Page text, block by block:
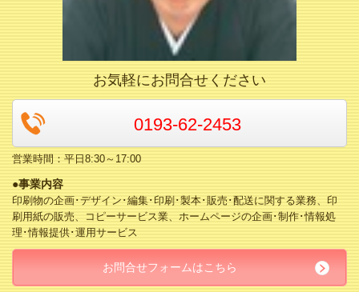
お気軽にお問合せください
0193-62-2453
営業時間：平日8:30～17:00
●事業内容
印刷物の企画･デザイン･編集･印刷･製本･販売･配送に関する業務、印
刷用紙の販売、コピーサービス業、ホームページの企画･制作･情報処
理･情報提供･運用サービス
お問合せフォームはこちら